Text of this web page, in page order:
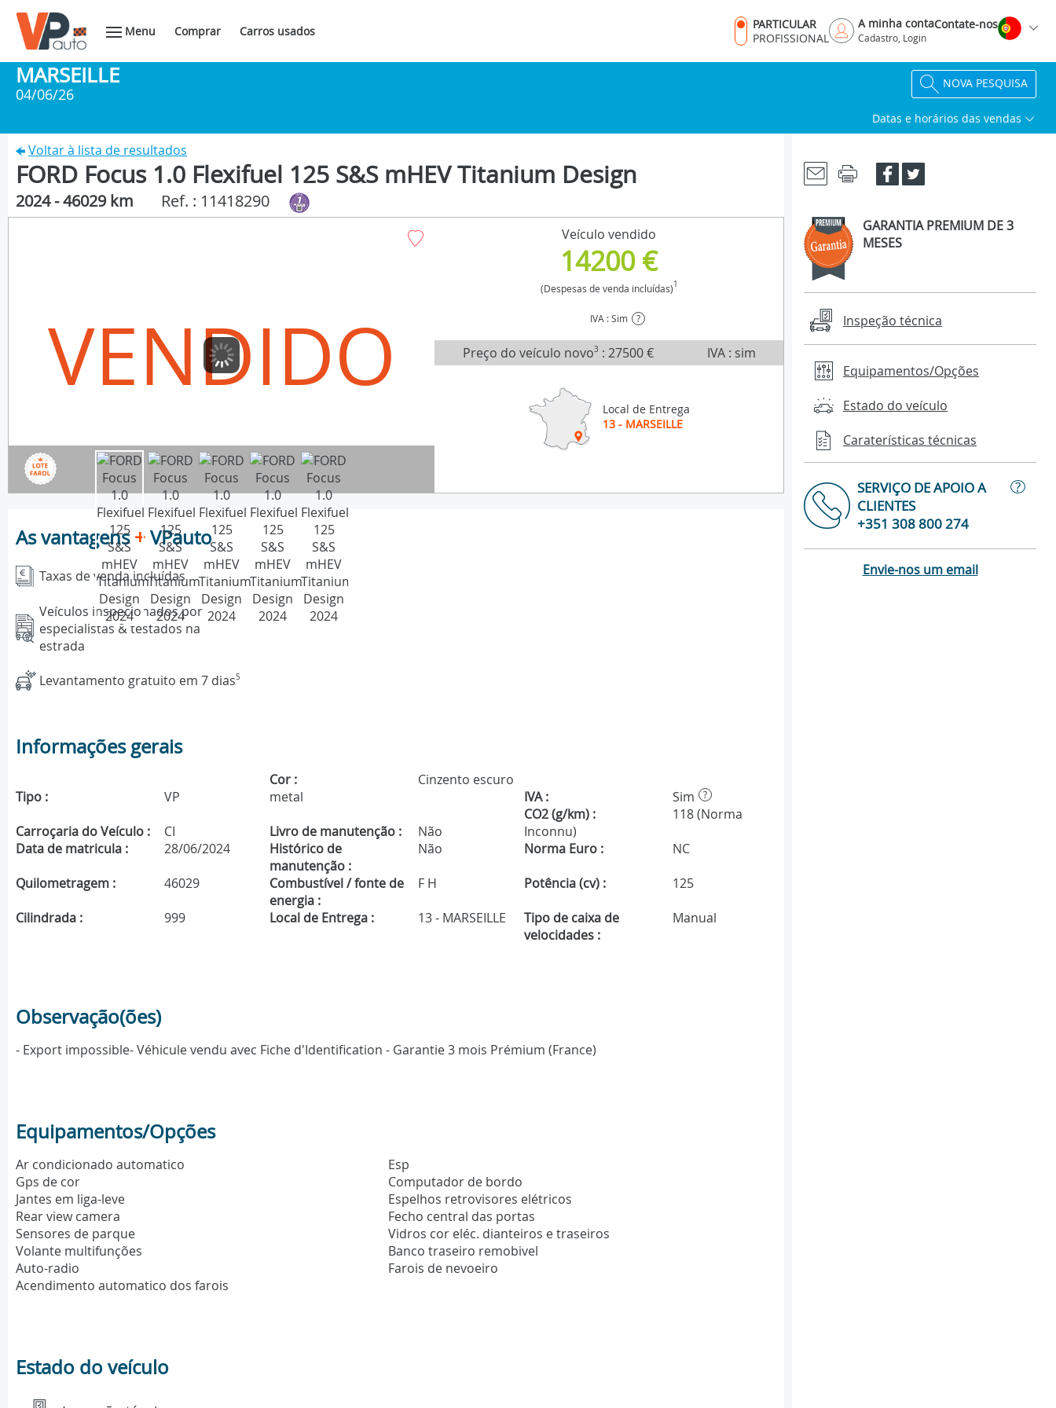
Menu Comprar Carros usados
PARTICULAR
PROFISSIONAL
A minha conta
Cadastro, Login
Contate-nos
MARSEILLE
04/06/26
NOVA PESQUISA
Datas e horários das vendas
Voltar à lista de resultados
FORD Focus 1.0 Flexifuel 125 S&S mHEV Titanium Design
2024 - 46029 km Ref. : 11418290
VENDIDO
Veículo vendido
14200 €
(Despesas de venda incluídas)1
IVA : Sim ?
Preço do veículo novo3 : 27500 € IVA : sim
Local de Entrega
13 - MARSEILLE
As vantagens+VPauto
Taxas de venda incluídas
Veículos inspecionados por
especialistas & testados na
estrada
Levantamento gratuito em 7 dias5
Informações gerais
Tipo : VP
Cor :
Cinzento escuro
metal
IVA : Sim ?
Carroçaria do Veículo : CI Livro de manutenção : Não
CO2 (g/km) :
118 (Norma
Inconnu)
Data de matricula :
28/06/2024
Histórico de
manutenção :
Não Norma Euro :
NC
Quilometragem :
46029
Combustível / fonte de
energia :
F H Potência (cv) :
125
Cilindrada :
999 Local de Entrega : 13 - MARSEILLE
Tipo de caixa de
velocidades :
Manual
Observação(ões)
- Export impossible- Véhicule vendu avec Fiche d'Identification - Garantie 3 mois Prémium (France)
Equipamentos/Opções
Ar condicionado automatico
Gps de cor
Jantes em liga-leve
Rear view camera
Sensores de parque
Volante multifunções
Auto-radio
Acendimento automatico dos farois
Esp
Computador de bordo
Espelhos retrovisores elétricos
Fecho central das portas
Vidros cor eléc. dianteiros e traseiros
Banco traseiro remobivel
Farois de nevoeiro
Estado do veículo
GARANTIA PREMIUM DE 3
MESES
Inspeção técnica
Equipamentos/Opções
Estado do veículo
Caraterísticas técnicas
SERVIÇO DE APOIO A
CLIENTES
?
+351 308 800 274
Envie-nos um email